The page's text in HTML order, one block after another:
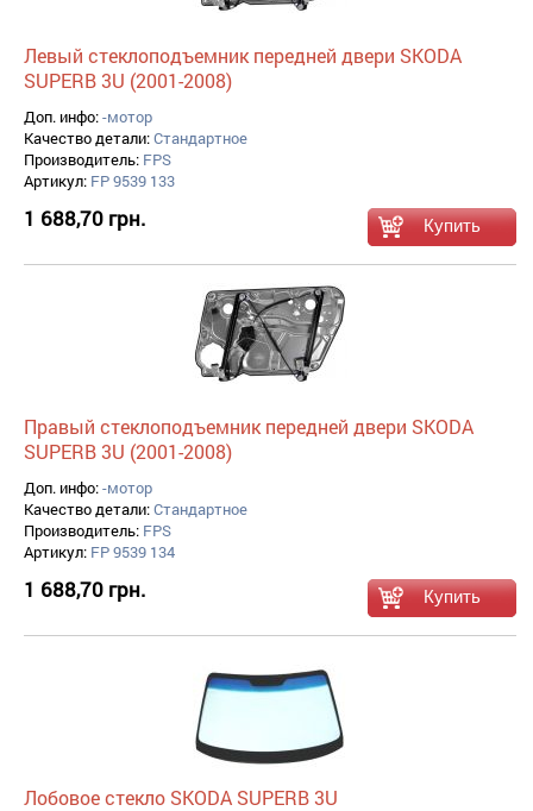
Левый стеклоподъемник передней двери SKODA
SUPERB 3U (2001-2008)
Доп. инфо:-мотор
Качество детали:Стандартное
Производитель: FPS
Артикул: FP 9539 133
1 688,70 грн.
Правый стеклоподъемник передней двери SKODA
SUPERB 3U (2001-2008)
Доп. инфо:-мотор
Качество детали:Стандартное
Производитель: FPS
Артикул: FP 9539 134
1 688,70 грн.
Лобовое стекло SKODA SUPERB 3U